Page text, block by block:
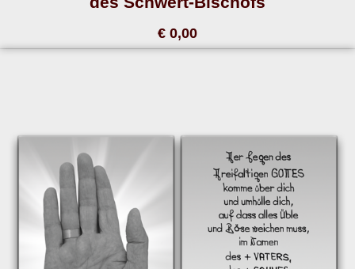
€ 0,00